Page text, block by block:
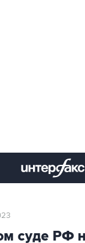
суде РФ